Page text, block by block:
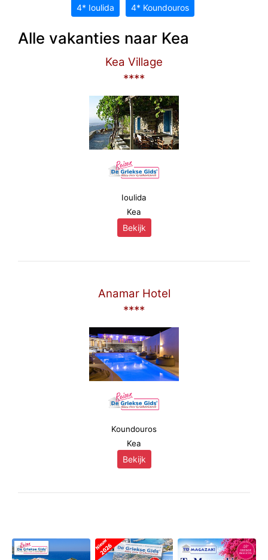
4* Ioulida 4* Koundouros
Alle vakanties naar Kea
Kea Village
****
Ioulida
Kea
Bekijk
Anamar Hotel
****
Koundouros
Kea
Bekijk